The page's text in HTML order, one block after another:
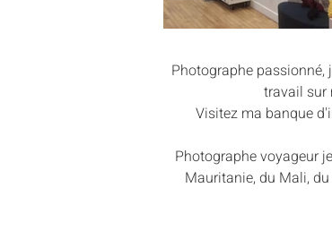
Photographe passionné,
travail sur
Visitez ma banque
Photographe voyageur
Mauritanie, du Mali,